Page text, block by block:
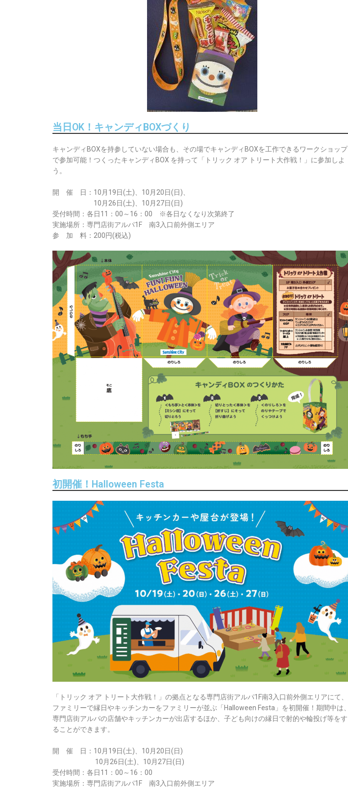
当日OK！キャンディBOXづくり
キャンディBOXを持参していない場合も、その場でキャンディBOXを工作できるワークショップ
で参加可能！つくったキャンディBOX を持って「トリック オア トリート大作戦！」に参加しよ
う。
開 催 日：10月19日(土)、10月20日(日)、
10月26日(土)、10月27日(日)
受付時間：各日11：00～16：00 ※各日なくなり次第終了
実施場所：専門店街アルパ1F 南3入口前外側エリア
参 加 料：200円(税込)
初開催！Halloween Festa
「トリック オア トリート大作戦！」の拠点となる専門店街アルパ1F南3入口前外側エリアにて、
ファミリーで縁日やキッチンカーをファミリーが並ぶ「Halloween Festa」を初開催！期間中は、
専門店街アルパの店舗やキッチンカーが出店するほか、子ども向けの縁日で射的や輪投げ等をす
ることができます。
開 催 日：10月19日(土)、10月20日(日)
10月26日(土)、10月27日(日)
受付時間：各日11：00～16：00
実施場所：専門店街アルパ1F 南3入口前外側エリア